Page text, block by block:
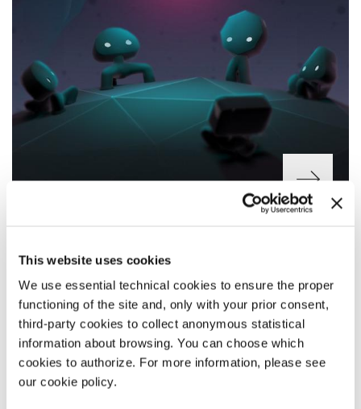
This website uses cookies
We use essential technical cookies to ensure the proper
functioning of the site and, only with your prior consent,
third-party cookies to collect anonymous statistical
information about browsing. You can choose which
cookies to authorize. For more information, please see
our cookie policy.
RegiaPietro Gagliano